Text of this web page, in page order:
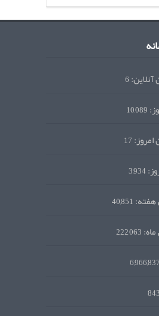
6
10,089
امروز:17
3,934
هفته:40,851
222,063
6,966,837
843